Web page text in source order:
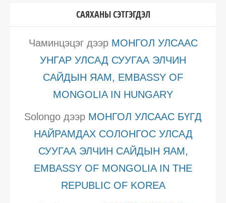
САЯХАНЫ СЭТГЭГДЭЛ
Чаминцэцэгдээр МОНГОЛ УЛСААС
УНГАР УЛСАД СУУГАА ЭЛЧИН
САЙДЫН ЯАМ, EMBASSY OF
MONGOLIA IN HUNGARY
Solongo дээр МОНГОЛ УЛСААС БҮГД
НАЙРАМДАХ СОЛОНГОС УЛСАД
СУУГАА ЭЛЧИН САЙДЫН ЯАМ,
EMBASSY OF MONGOLIA IN THE
REPUBLIC OF KOREA